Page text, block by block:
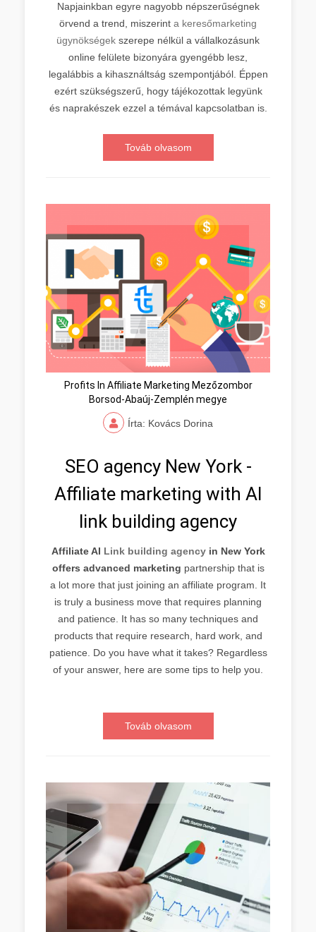
Napjainkban egyre nagyobb népszerűségnek
örvend a trend, miszerint a keresőmarketing
ügynökségek szerepe nélkül a vállalkozásunk
online felülete bizonyára gyengébb lesz,
legalábbis a kihasználtság szempontjából. Éppen
ezért szükségszerű, hogy tájékozottak legyünk
és naprakészek ezzel a témával kapcsolatban is.
Továb olvasom
Profits In Affiliate Marketing Mezőzombor
Borsod-Abaúj-Zemplén megye
Írta: Kovács Dorina
SEO agency New York -
Affiliate marketing with AI
link building agency
Affiliate AI Link building agencyin New York
offers advanced marketing partnership that is
a lot more that just joining an affiliate program. It
is truly a business move that requires planning
and patience. It has so many techniques and
products that require research, hard work, and
patience. Do you have what it takes? Regardless
of your answer, here are some tips to help you.
Továb olvasom